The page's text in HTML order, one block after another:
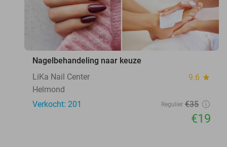
favorite_border
Nagelbehandeling naar keuze
LiKa Nail Center
9.6 star
Helmond
Verkocht: 201
Regulier €35
€19